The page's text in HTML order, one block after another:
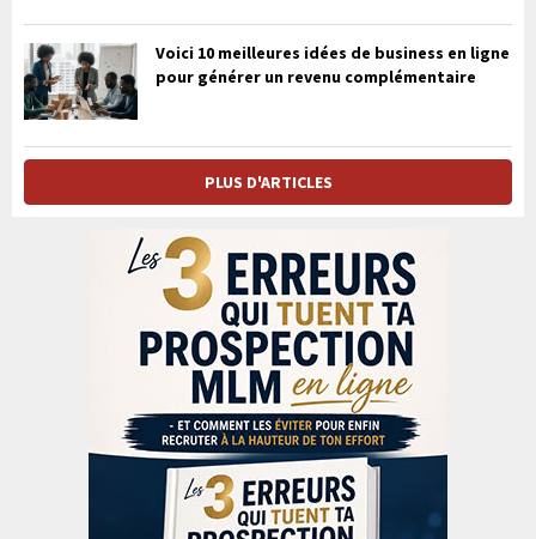
Voici 10 meilleures idées de business en ligne
pour générer un revenu complémentaire
PLUS D'ARTICLES